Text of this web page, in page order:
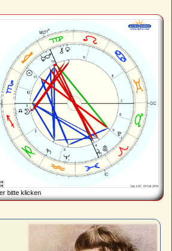
bitte klicken